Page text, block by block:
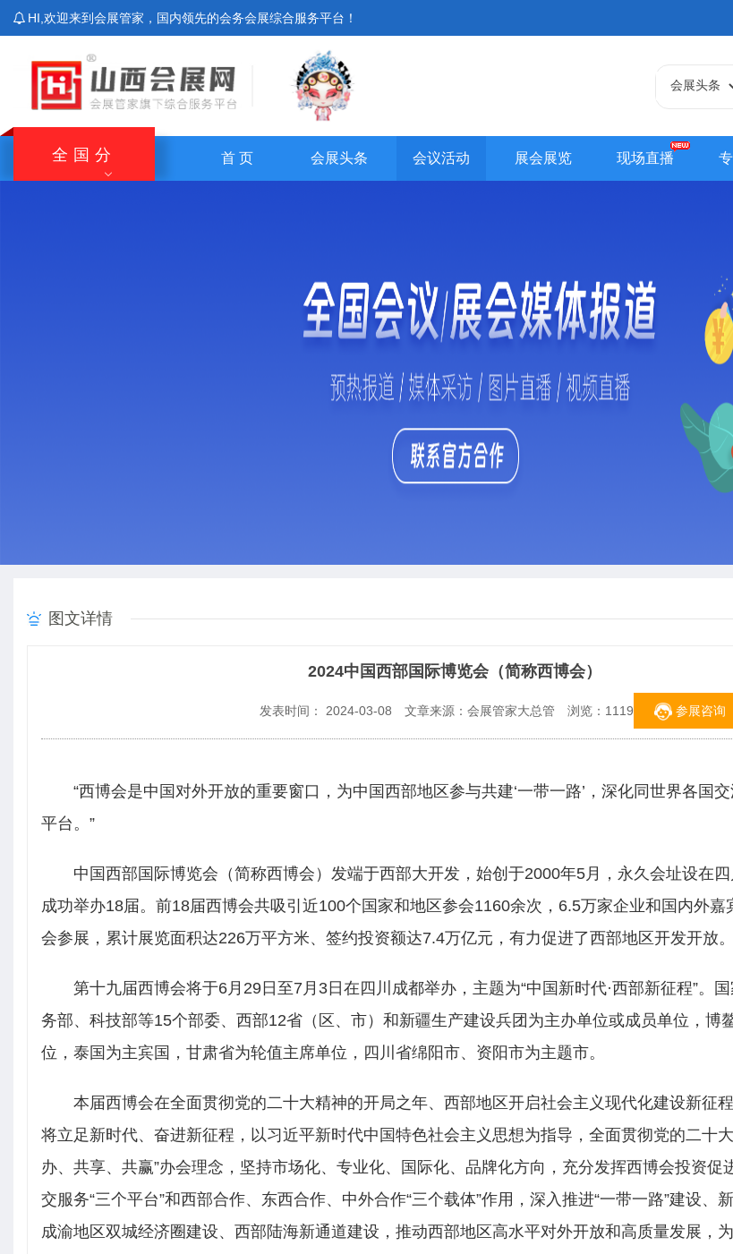
HI,欢迎来到会展管家，国内领先的会务会展综合服务平台！
全国分 首 页 会展头条 会议活动 展会展览 现场直播
图文详情
2024中国西部国际博览会（简称西博会）
发表时间： 2024-03-08 文章来源：会展管家大总管 浏览： 11199 参展咨询
“西博会是中国对外开放的重要窗口，为中国西部地区参与共建‘一带一路’，深化同世界各国
平台。”
中国西部国际博览会（简称西博会）发端于西部大开发，始创于2000年5月，永久会址设在
成功举办18届。前18届西博会共吸引近100个国家和地区参会1160余次，6.5万家企业和国内外嘉
会参展，累计展览面积达226万平方米、签约投资额达7.4万亿元，有力促进了西部地区开发开放。
第十九届西博会将于6月29日至7月3日在四川成都举办，主题为“中国新时代·西部新征程”。
务部、科技部等15个部委、西部12省（区、市）和新疆生产建设兵团为主办单位或成员单位，博
位，泰国为主宾国，甘肃省为轮值主席单位，四川省绵阳市、资阳市为主题市。
本届西博会在全面贯彻党的二十大精神的开局之年、西部地区开启社会主义现代化建设新征
将立足新时代、奋进新征程，以习近平新时代中国特色社会主义思想为指导，全面贯彻党的二十
办、共享、共赢”办会理念，坚持市场化、专业化、国际化、品牌化方向，充分发挥西博会投资促
交服务“三个平台”和西部合作、东西合作、中外合作“三个载体”作用，深入推进“一带一路”建设、
成渝地区双城经济圈建设、西部陆海新通道建设，推动西部地区高水平对外开放和高质量发展，